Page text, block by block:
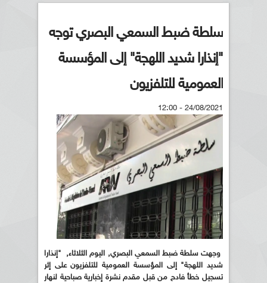
سلطة ضبط السمعي البصري توجه
"إنذارا شديد اللهجة" إلى المؤسسة
العمومية للتلفزيون
24/08/2021 - 12:00
وجهت سلطة ضبط السمعي البصري, اليوم الثلاثاء, "إنذارا
شديد اللهجة" إلى المؤسسة العمومية للتلفزيون على إثر
تسجيل خطأ فادح من قبل مقدم نشرة إخبارية صباحية لنهار